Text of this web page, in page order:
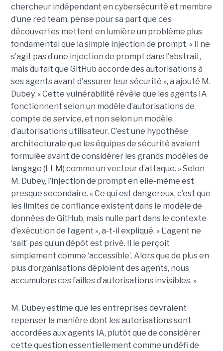
chercheur indépendant en cybersécurité et membre
d’une red team, pense pour sa part que ces
découvertes mettent en lumière un problème plus
fondamental que la simple injection de prompt. « Il ne
s’agit pas d’une injection de prompt dans l’abstrait,
mais du fait que GitHub accorde des autorisations à
ses agents avant d’assurer leur sécurité », a ajouté M.
Dubey. « Cette vulnérabilité révèle que les agents IA
fonctionnent selon un modèle d’autorisations de
compte de service, et non selon un modèle
d’autorisations utilisateur. C’est une hypothèse
architecturale que les équipes de sécurité avaient
formulée avant de considérer les grands modèles de
langage (LLM) comme un vecteur d’attaque. » Selon
M. Dubey, l’injection de prompt en elle-même est
presque secondaire. « Ce qui est dangereux, c’est que
les limites de confiance existent dans le modèle de
données de GitHub, mais nulle part dans le contexte
d’exécution de l’agent », a-t-il expliqué. « L’agent ne
‘sait’ pas qu’un dépôt est privé. Il le perçoit
simplement comme ‘accessible’. Alors que de plus en
plus d’organisations déploient des agents, nous
accumulons ces failles d’autorisations invisibles. »
M. Dubey estime que les entreprises devraient
repenser la manière dont les autorisations sont
accordées aux agents IA, plutôt que de considérer
cette question essentiellement comme un défi de